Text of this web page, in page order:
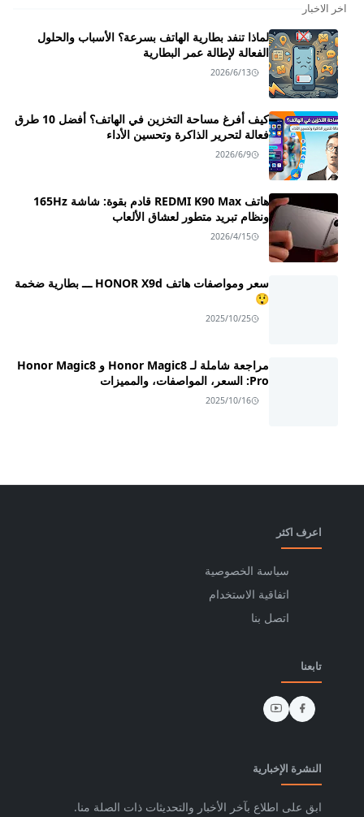
اخر الاخبار
لماذا تنفد بطارية الهاتف بسرعة؟ الأسباب والحلول
الفعالة لإطالة عمر البطارية
2026/6/13
كيف أفرغ مساحة التخزين في الهاتف؟ أفضل 10 طرق
فعالة لتحرير الذاكرة وتحسين الأداء
2026/6/9
هاتف REDMI K90 Max قادم بقوة: شاشة 165Hz
ونظام تبريد متطور لعشاق الألعاب
2026/4/15
سعر ومواصفات هاتف HONOR X9d ـــ بطارية ضخمة
😲
2025/10/25
مراجعة شاملة لـ Honor Magic8 و Honor Magic8
Pro: السعر، المواصفات، والمميزات
2025/10/16
اعرف اكثر
سياسة الخصوصية
اتفاقية الاستخدام
اتصل بنا
تابعنا
النشرة الإخبارية
ابق على اطلاع بآخر الأخبار والتحديثات ذات الصلة منا.